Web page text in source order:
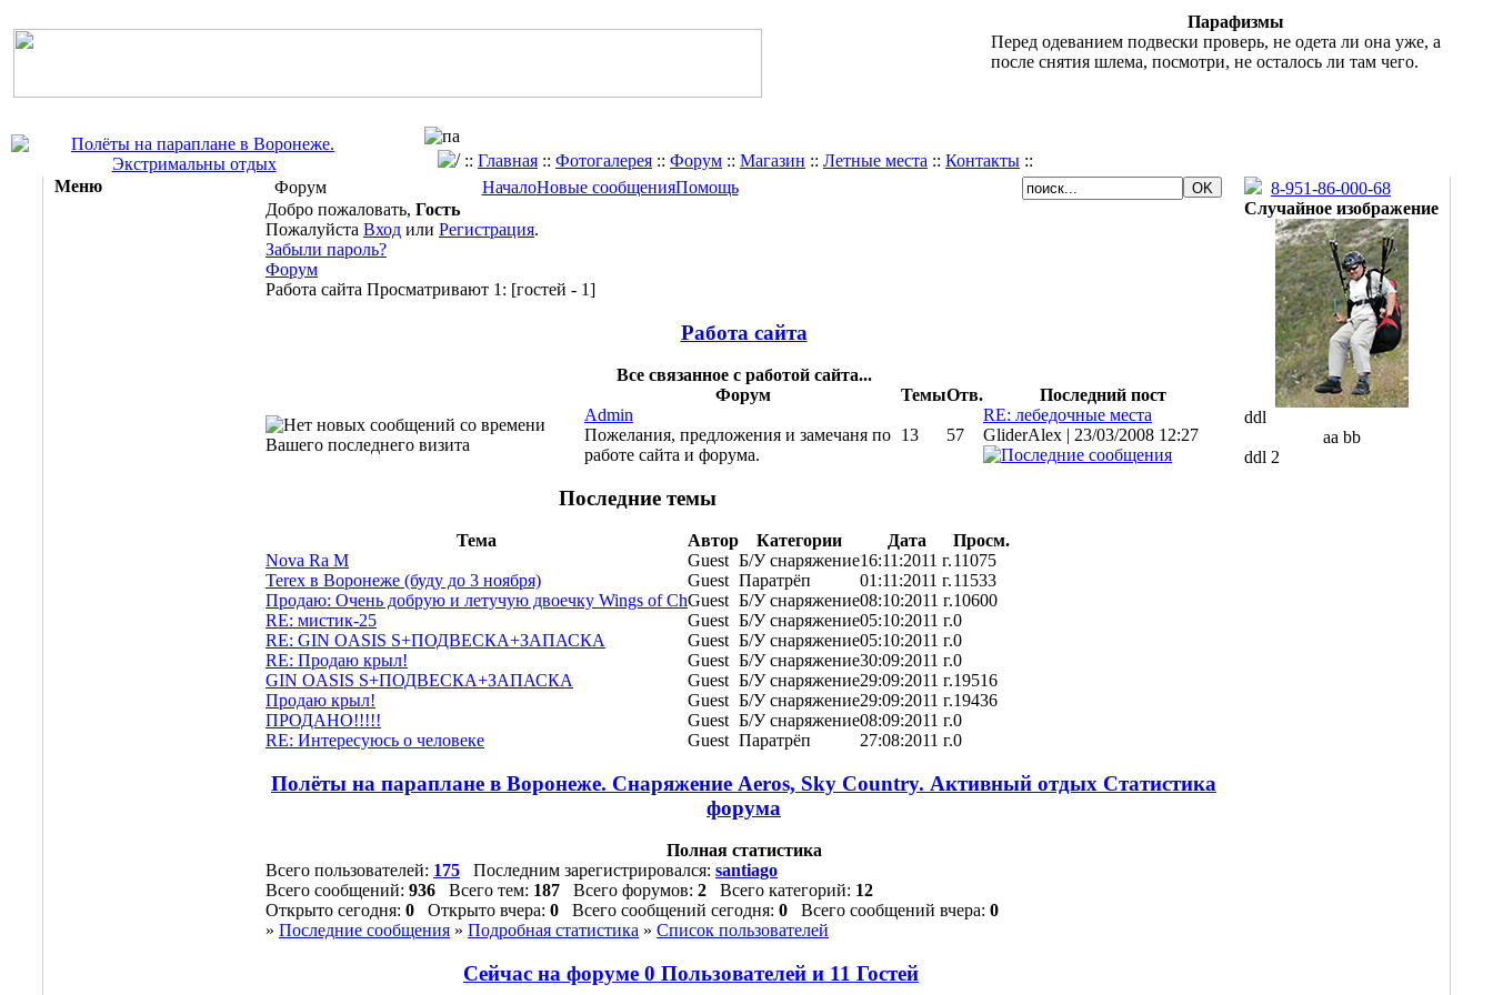
Парафизмы
Перед одеванием подвески проверь, не одета ли она уже, а
после снятия шлема, посмотри, не осталось ли там чего.
:: Главная :: Фотогалерея :: Форум :: Магазин :: Летные места :: Контакты ::
Меню
Форум НачалоНовые сообщенияПомощь
Добро пожаловать, Гость
Пожалуйста Вход или Регистрация.
Забыли пароль?
Форум
Работа сайта Просматривают 1: [гостей - 1]
Работа сайта
Все связанное с работой сайта...
Форум
ТемыОтв.
Последний пост
Admin
Пожелания, предложения и замечаня по
работе сайта и форума.
13 57
RE: лебедочные места
GliderAlex | 23/03/2008 12:27
Последние темы
Тема Автор Категории Дата
Просм.
Nova Ra M
Guest Б/У снаряжение16:11:2011 г.11075
Terex в Воронеже (буду до 3 ноября)
Guest Паратрёп 01:11:2011 г.11533
Продаю: Очень добрую и летучую двоечку Wings of ChGuest Б/У снаряжение08:10:2011 г.10600
RE: мистик-25
Guest Б/У снаряжение05:10:2011 г.0
RE: GIN OASIS S+ПОДВЕСКА+ЗАПАСКА
Guest Б/У снаряжение05:10:2011 г.0
RE: Продаю крыл!
Guest Б/У снаряжение30:09:2011 г.0
GIN OASIS S+ПОДВЕСКА+ЗАПАСКА
Guest Б/У снаряжение29:09:2011 г.19516
Продаю крыл!
Guest Б/У снаряжение29:09:2011 г.19436
ПРОДАНО!!!!!
Guest Б/У снаряжение08:09:2011 г.0
RE: Интересуюсь о человеке
Guest Паратрёп 27:08:2011 г.0
Полёты на параплане в Воронеже. Снаряжение Aeros, Sky Country. Активный отдых Статистика
форума
Полная статистика
Всего пользователей: 175 Последним зарегистрировался: santiago
Всего сообщений: 936 Всего тем: 187 Всего форумов: 2 Всего категорий: 12
Открыто сегодня: 0 Открыто вчера: 0 Всего сообщений сегодня: 0 Всего сообщений вчера: 0
» Последние сообщения » Подробная статистика » Список пользователей
Сейчас на форуме 0 Пользователей и 11 Гостей
8-951-86-000-68
Случайное изображение
ddl
aa bb
ddl 2